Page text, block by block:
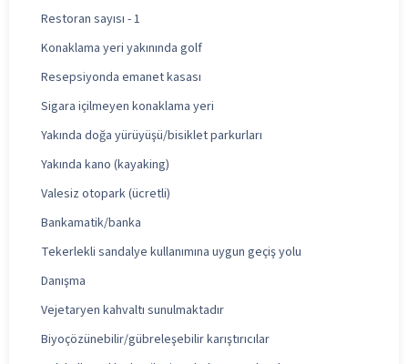
Restoran sayısı - 1
Konaklama yeri yakınında golf
Resepsiyonda emanet kasası
Sigara içilmeyen konaklama yeri
Yakında doğa yürüyüşü/bisiklet parkurları
Yakında kano (kayaking)
Valesiz otopark (ücretli)
Bankamatik/banka
Tekerlekli sandalye kullanımına uygun geçiş yolu
Danışma
Vejetaryen kahvaltı sunulmaktadır
Biyoçözünebilir/gübreleşebilir karıştırıcılar